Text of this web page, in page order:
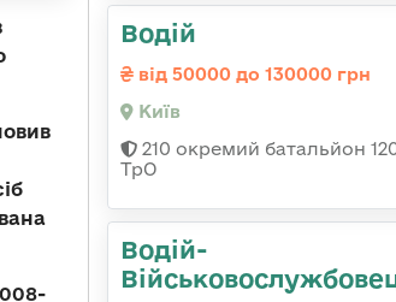
Водій
від 50000 до 130000 грн
Київ
210 окремий батальйон
ТрО
Водій-